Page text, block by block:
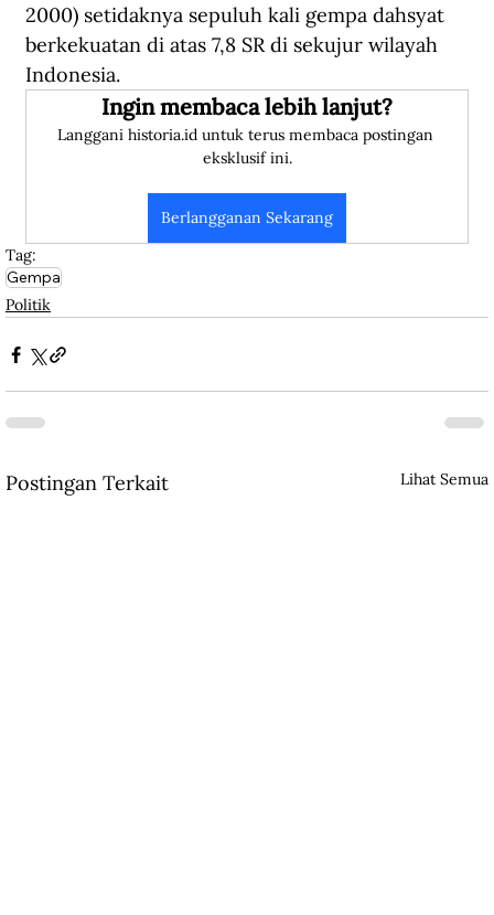
2000) setidaknya sepuluh kali gempa dahsyat
berkekuatan di atas 7,8 SR di sekujur wilayah
Indonesia.
Ingin membaca lebih lanjut?
Langgani historia.id untuk terus membaca postingan
eksklusif ini.
Berlangganan Sekarang
Tag:
Gempa
Politik
Postingan Terkait Lihat Semua